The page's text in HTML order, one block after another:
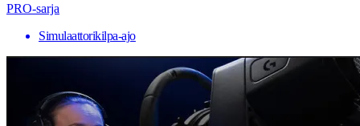
PRO-sarja
Simulaattorikilpa-ajo